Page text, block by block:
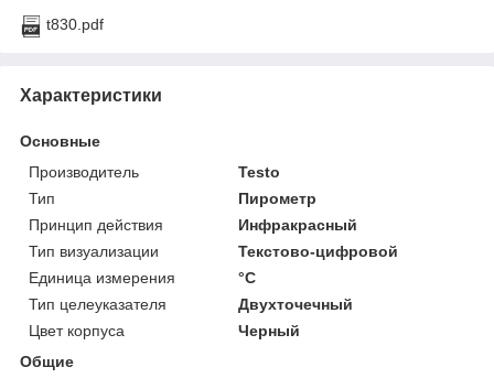
t830.pdf
Характеристики
Основные
Производитель
Testo
Тип
Пирометр
Принцип действия
Инфракрасный
Тип визуализации
Текстово-цифровой
Единица измерения
°С
Тип целеуказателя
Двухточечный
Цвет корпуса
Черный
Общие